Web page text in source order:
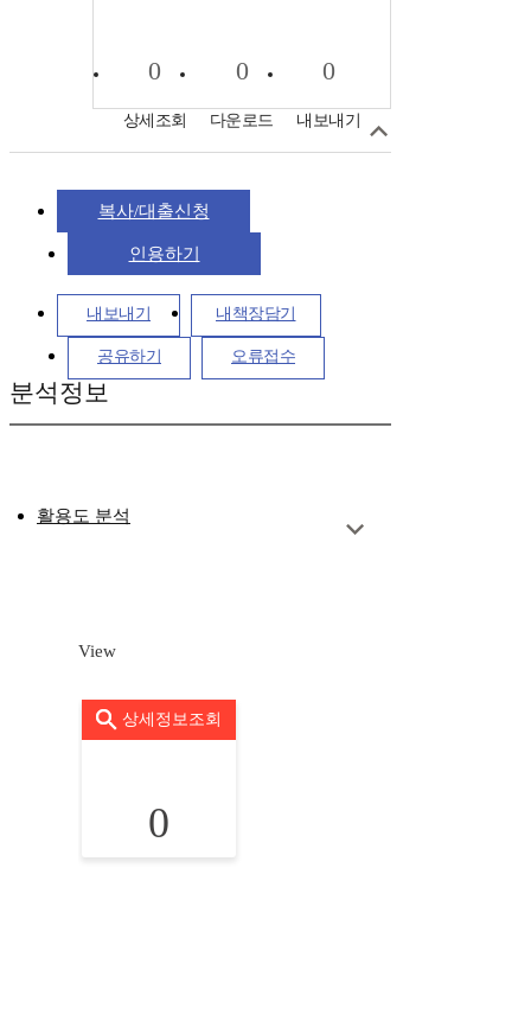
0
상세조회
0
다운로드
0
내보내기
복사/대출신청
인용하기
내보내기 내책장담기
공유하기 오류접수
분석정보
활용도 분석
View
상세정보조회
0